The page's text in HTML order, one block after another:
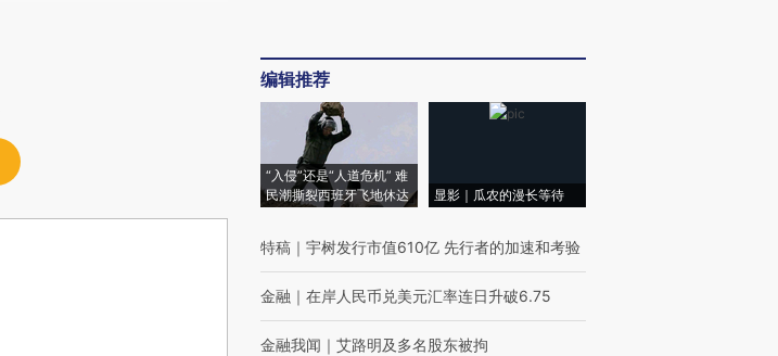
编辑推荐
“入侵”还是“人道危机” 难
民潮撕裂西班牙飞地休达
显影｜瓜农的漫长等待
特稿 ｜ 宇树发行市值610亿 先行者的加速和考验
金融 ｜ 在岸人民币兑美元汇率连日升破6.75
金融我闻 ｜ 艾路明及多名股东被拘